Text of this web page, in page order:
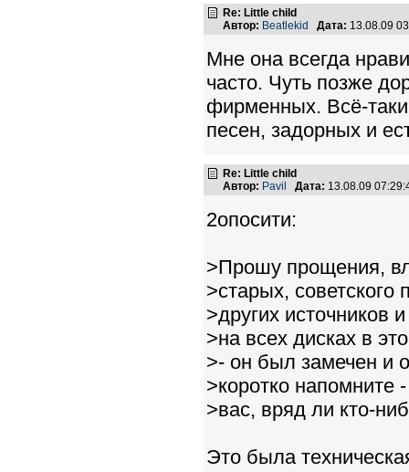
Re: Little child
Автор: Beatlekid Дата: 13.08.09
Мне она всегда
часто. Чуть позже
фирменных. Всё-
песен, задорных и
Re: Little child
Автор: Pavil Дата: 13.08.09
2опосити:
>Прошу прощения,
>старых, советского
>других источников
>на всех дисках в
>- он был замечен и
>коротко напомните
>вас, вряд ли кто-
Это была